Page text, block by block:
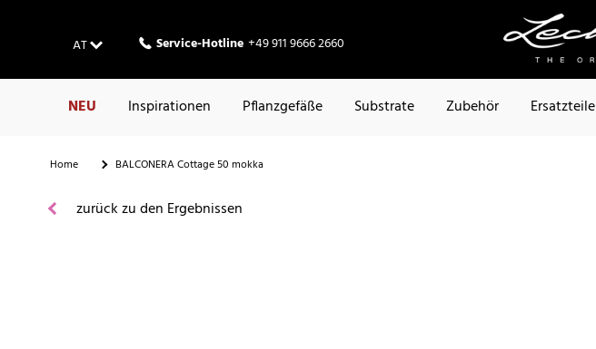
AT Service-Hotline +49 911 9666 2660
NEU Inspirationen Pflanzgefäße Substrate Zubehör Ersatzteile
Home BALCONERA Cottage 50 mokka
zurück zu den Ergebnissen